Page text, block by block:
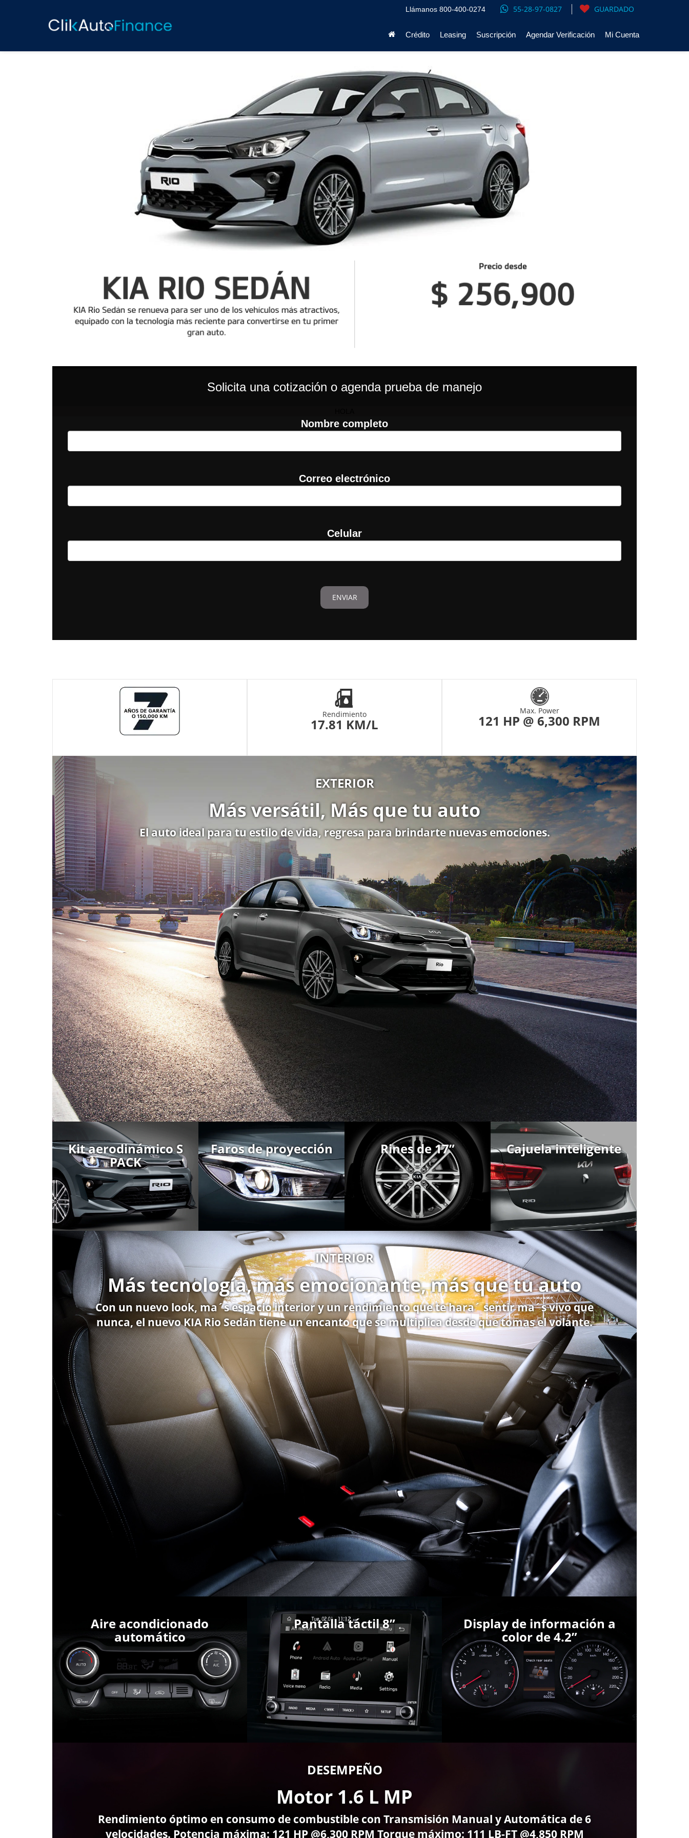
Llámanos 800-400-0274 55-28-97-0827 GUARDADO
Crédito Leasing Suscripción Agendar Verificación Mi Cuenta
Rendimiento
17.81 KM/L
Max. Power
121 HP @ 6,300 RPM
EXTERIOR
Más versátil, Más que tu auto
El auto ideal para tu estilo de vida, regresa para brindarte nuevas emociones.
Kit aerodinámico S
PACK
Faros de proyección Rines de 17” Cajuela inteligente
INTERIOR
Más tecnología, más emocionante, más que tu auto
Con un nuevo look, ma´s espacio interior y un rendimiento que te hara´ sentir ma´s vivo que
nunca, el nuevo KIA Rio Sedán tiene un encanto que se multiplica desde que tomas el volante.
Aire acondicionado
automático
Pantalla táctil 8” Display de información a
color de 4.2”
DESEMPEÑO
Motor 1.6 L MP
Rendimiento óptimo en consumo de combustible con Transmisión Manual y Automática de 6
velocidades. Potencia máxima: 121 HP @6,300 RPM Torque máximo: 111 LB-FT @4,850 RPM